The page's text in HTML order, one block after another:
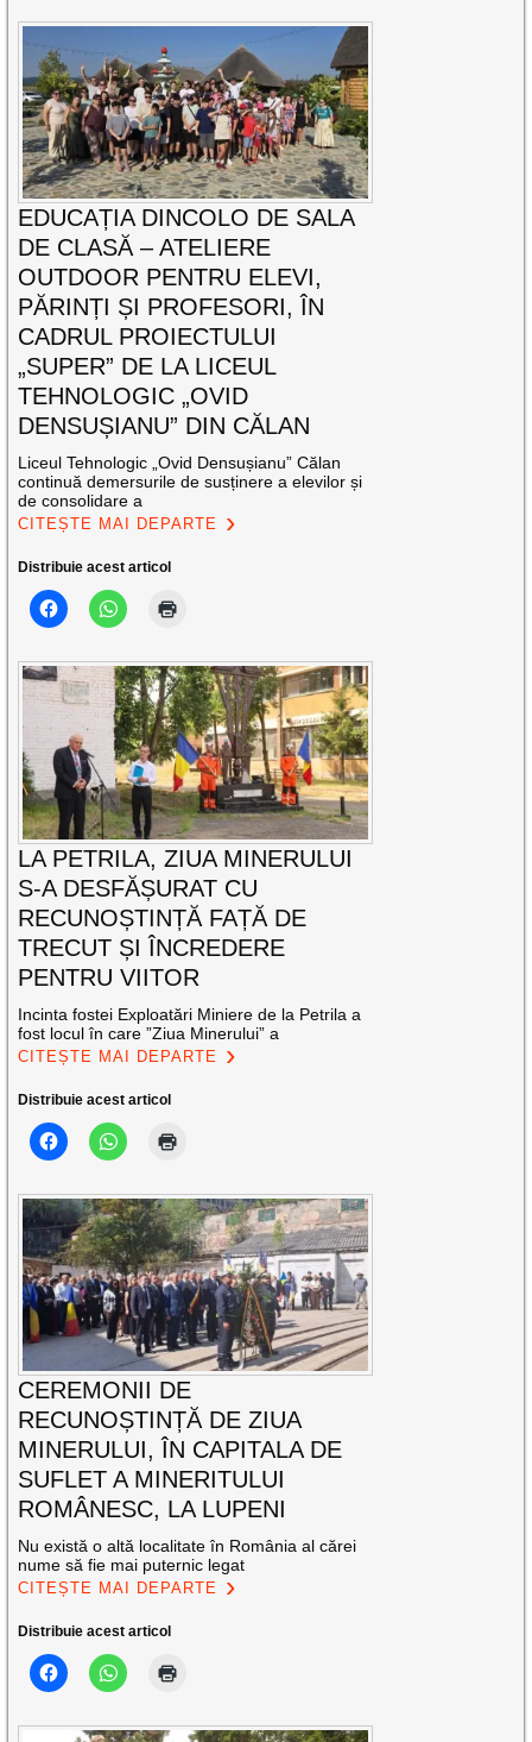
EDUCAȚIA DINCOLO DE SALA
DE CLASĂ – ATELIERE
OUTDOOR PENTRU ELEVI,
PĂRINȚI ȘI PROFESORI, ÎN
CADRUL PROIECTULUI
„SUPER” DE LA LICEUL
TEHNOLOGIC „OVID
DENSUȘIANU” DIN CĂLAN
Liceul Tehnologic „Ovid Densușianu” Călan
continuă demersurile de susținere a elevilor și
de consolidare a
CITEȘTE MAI DEPARTE
Distribuie acest articol
LA PETRILA, ZIUA MINERULUI
S-A DESFĂȘURAT CU
RECUNOȘTINȚĂ FAȚĂ DE
TRECUT ȘI ÎNCREDERE
PENTRU VIITOR
Incinta fostei Exploatări Miniere de la Petrila a
fost locul în care ”Ziua Minerului” a
CITEȘTE MAI DEPARTE
Distribuie acest articol
CEREMONII DE
RECUNOȘTINȚĂ DE ZIUA
MINERULUI, ÎN CAPITALA DE
SUFLET A MINERITULUI
ROMÂNESC, LA LUPENI
Nu există o altă localitate în România al cărei
nume să fie mai puternic legat
CITEȘTE MAI DEPARTE
Distribuie acest articol